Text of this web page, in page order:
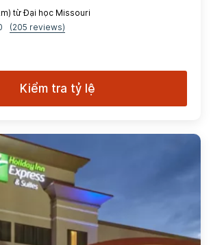
từ Đại học Missouri
(205 reviews)
Kiểm tra tỷ lệ